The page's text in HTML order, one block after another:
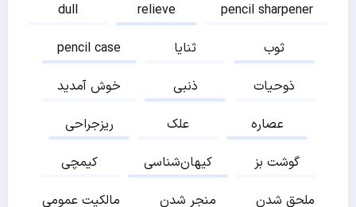
dull
relieve
pencil sharpener
pencil case
ثنایا
ثوب
خوش آمدید
ذنبی
ذوحیات
ریزجراحی
علک
عصاره
کیمچی
کیهان‌شناسی
گوشت بز
مالکیت عمومی
منجر شدن ملحق شدن